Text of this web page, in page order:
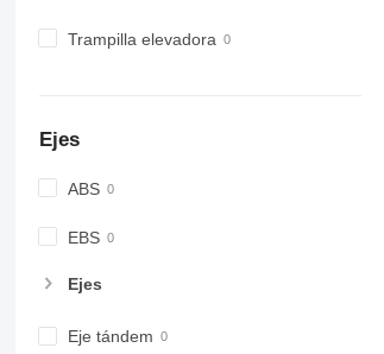
Trampilla elevadora
Ejes
ABS
EBS
Ejes
Eje tándem